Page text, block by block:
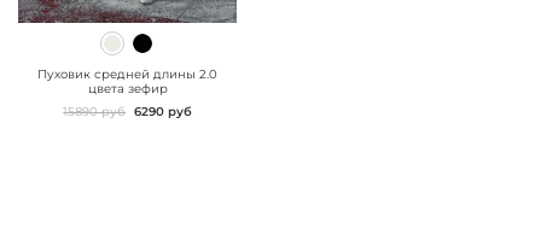
" class="js-prevent-
Пуховик средней длины 2.0
цвета зефир
15890 руб 6290 руб